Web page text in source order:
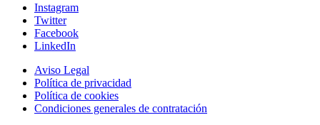
Instagram
Twitter
Facebook
LinkedIn
Aviso Legal
Política de privacidad
Política de cookies
Condiciones generales de contratación